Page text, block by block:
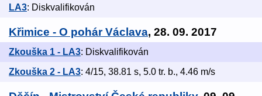
LA3: Diskvalifikován
Křimice - O pohár Václava, 28. 09. 2017
Zkouška 1 - LA3: Diskvalifikován
Zkouška 2 - LA3: 4/15, 38.81 s, 5.0 tr. b., 4.46 m/s